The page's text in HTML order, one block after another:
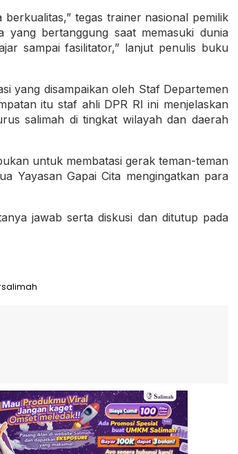
tegas trainer nasional pemilik
yang bertanggung saat memasuki dunia
sampai fasilitator,” lanjut penulis buku
yang disampaikan oleh Staf Departemen
itu staf ahli DPR RI ini menjelaskan
salimah di tingkat wilayah dan daerah
untuk membatasi gerak teman-teman
Yayasan Gapai Cita mengingatkan para
jawab serta diskusi dan ditutup pada